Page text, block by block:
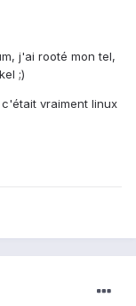
j'ai rooté mon tel,
;)
vraiment linux